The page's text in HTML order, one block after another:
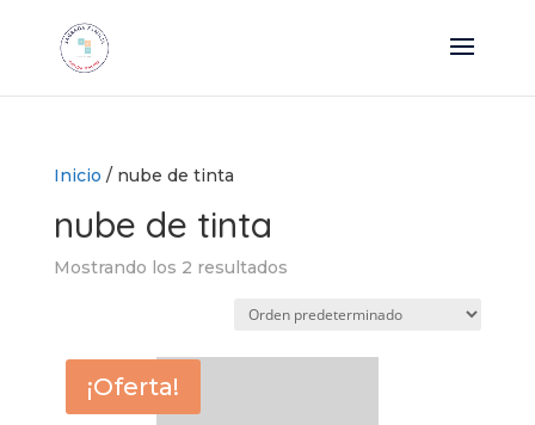
Inicio / nube de tinta
nube de tinta
Mostrando los 2 resultados
¡Oferta!